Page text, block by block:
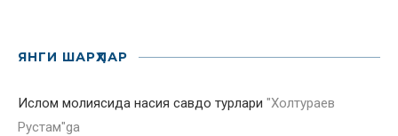
ЯНГИ ШАРҲЛАР
Ислом молиясида насия савдо турлари "Холтураев
Рустам"ga